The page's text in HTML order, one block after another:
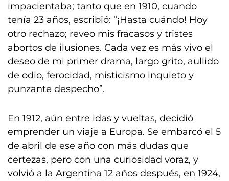
impacientaba; tanto que en 1910, cuando
tenía 23 años, escribió: “¡Hasta cuándo! Hoy
otro rechazo; reveo mis fracasos y tristes
abortos de ilusiones. Cada vez es más vivo el
deseo de mi primer drama, largo grito, aullido
de odio, ferocidad, misticismo inquieto y
punzante despecho”.
En 1912, aún entre idas y vueltas, decidió
emprender un viaje a Europa. Se embarcó el 5
de abril de ese año con más dudas que
certezas, pero con una curiosidad voraz, y
volvió a la Argentina 12 años después, en 1924,